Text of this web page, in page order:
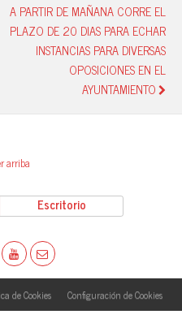
A PARTIR DE MAÑANA CORRE EL
PLAZO DE 20 DIAS PARA ECHAR
INSTANCIAS PARA DIVERSAS
OPOSICIONES EN EL
AYUNTAMIENTO
arriba
Escritorio
de Cookies Configuración de Cookies